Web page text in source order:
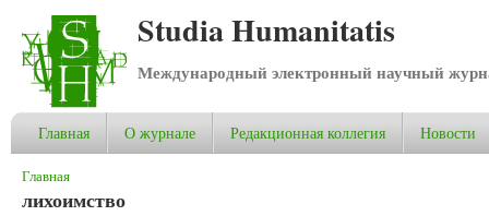
Studia Humanitatis
Международный электронный научный
Главная О журнале Редакционная коллегия Новости
Вы здесь
Главная
лихоимство